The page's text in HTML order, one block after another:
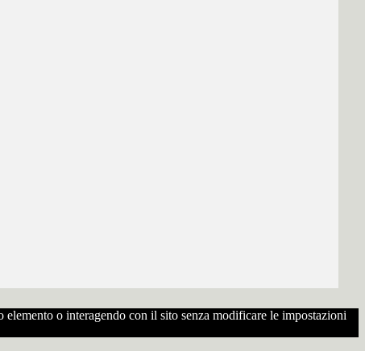
o interagendo con il sito senza modificare le impostazioni